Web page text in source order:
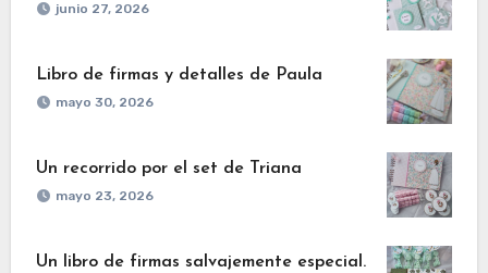
junio 27, 2026
Libro de firmas y detalles de Paula
mayo 30, 2026
Un recorrido por el set de Triana
mayo 23, 2026
Un libro de firmas salvajemente especial.